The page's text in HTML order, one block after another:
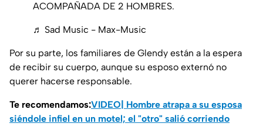
ACOMPAÑADA DE 2 HOMBRES.
♬ Sad Music - Max-Music
Por su parte, los familiares de Glendy están a la espera
de recibir su cuerpo, aunque su esposo externó no
querer hacerse responsable.
Te recomendamos:VIDEO| Hombre atrapa a su esposa
siéndole infiel en un motel; el "otro" salió corriendo